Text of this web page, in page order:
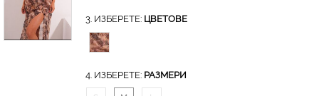
3. ИЗБЕРЕТЕ: ЦВЕТОВЕ
4. ИЗБЕРЕТЕ: РАЗМЕРИ